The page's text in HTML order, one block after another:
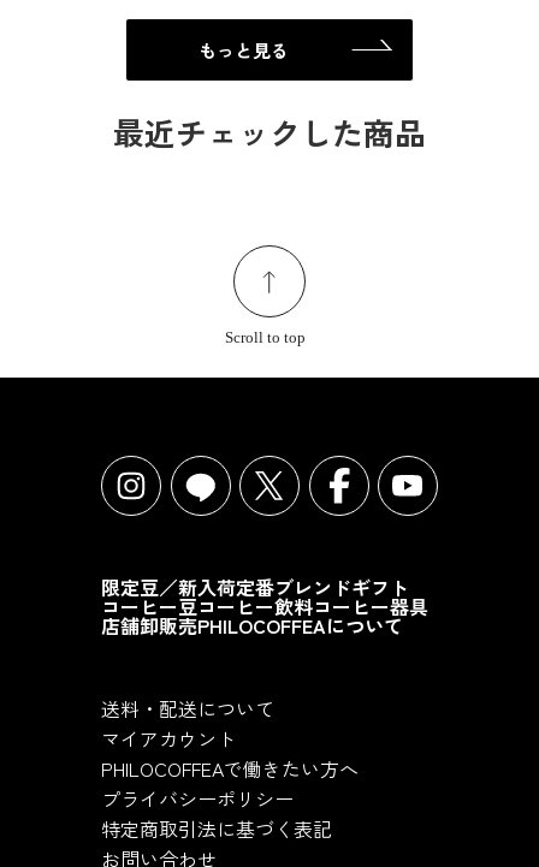
もっと見る
最近チェックした商品
Scroll to top
限定豆／新入荷定番ブレンドギフト
コーヒー豆コーヒー飲料コーヒー器具
店舗卸販売PHILOCOFFEAについて
送料・配送について
マイアカウント
PHILOCOFFEAで働きたい方へ
プライバシーポリシー
特定商取引法に基づく表記
お問い合わせ